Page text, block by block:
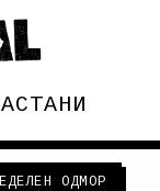
ОДМОР